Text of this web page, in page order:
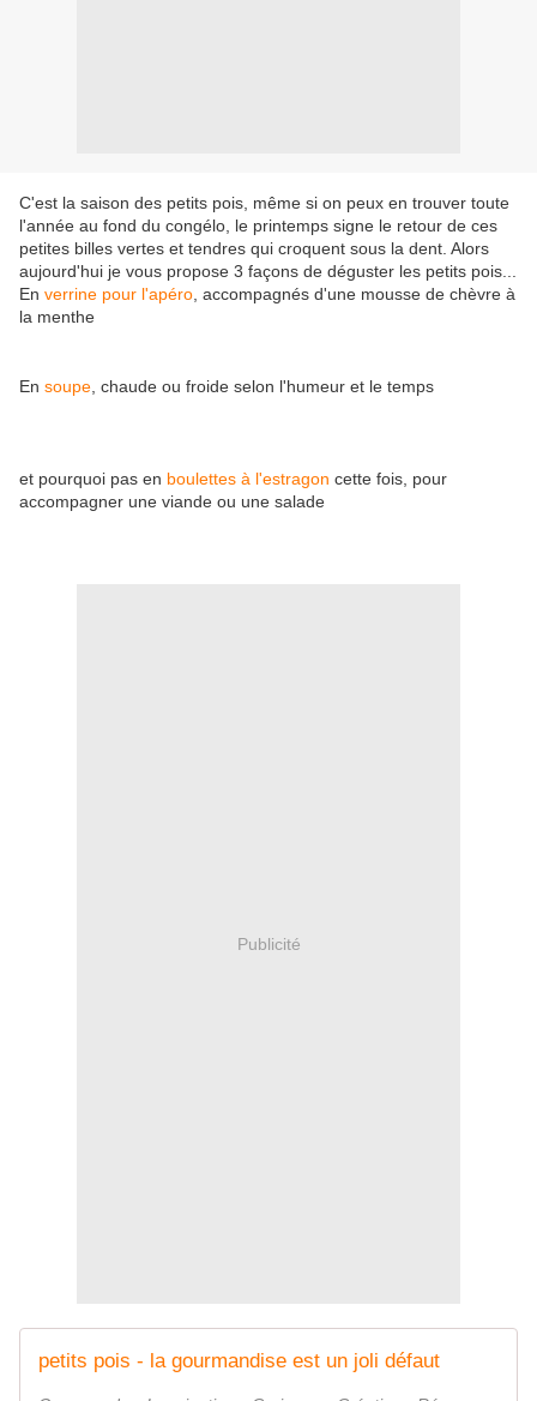
C'est la saison des petits pois, même si on peux en trouver toute
l'année au fond du congélo, le printemps signe le retour de ces
petites billes vertes et tendres qui croquent sous la dent. Alors
aujourd'hui je vous propose 3 façons de déguster les petits pois...
En verrine pour l'apéro , accompagnés d'une mousse de chèvre à
la menthe
En soupe , chaude ou froide selon l'humeur et le temps
et pourquoi pas en boulettes à l'estragon cette fois, pour
accompagner une viande ou une salade
Publicité
petits pois - la gourmandise est un joli défaut